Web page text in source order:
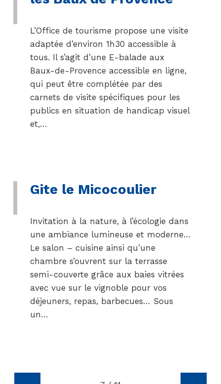
L’Office de tourisme propose une visite
adaptée d’environ 1h30 accessible à
tous. Il s’agit d’une E-balade aux
Baux-de-Provence accessible en ligne,
qui peut être complétée par des
carnets de visite spécifiques pour les
publics en situation de handicap visuel
et,…
Gite le Micocoulier
Invitation à la nature, à l’écologie dans
une ambiance lumineuse et moderne…
Le salon – cuisine ainsi qu’une
chambre s’ouvrent sur la terrasse
semi-couverte grâce aux baies vitrées
avec vue sur le vignoble pour vos
déjeuners, repas, barbecues… Sous
un…